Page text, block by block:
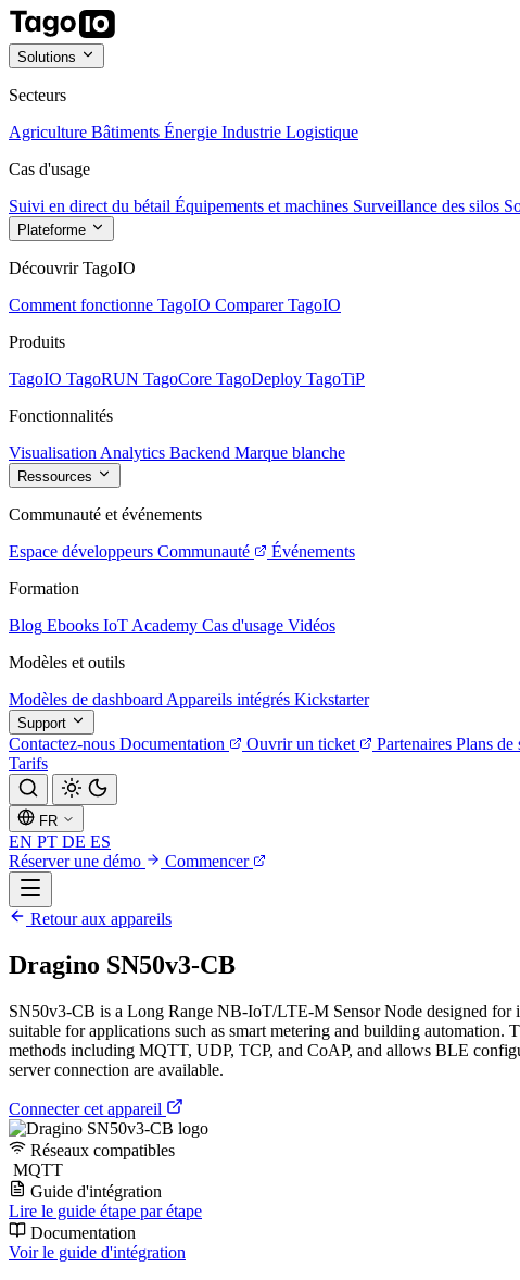
Solutions
Secteurs
Agriculture Bâtiments Énergie Industrie Logistique
Cas d'usage
Suivi en direct du bétail Équipements et machines Surveillance des silos
Plateforme
Découvrir TagoIO
Comment fonctionne TagoIO Comparer TagoIO
Produits
TagoIO TagoRUN TagoCore TagoDeploy TagoTiP
Fonctionnalités
Visualisation Analytics Backend Marque blanche
Ressources
Communauté et événements
Espace développeurs Communauté
Événements
Formation
Blog Ebooks IoT Academy Cas d'usage Vidéos
Modèles et outils
Modèles de dashboard Appareils intégrés Kickstarter
Support
Contactez-nous Documentation Ouvrir un ticket Partenaires Plans de
Tarifs
FR
EN PT DE ES
Réserver une démo
Commencer
Retour aux appareils
Dragino SN50v3-CB
SN50v3-CB is a Long Range NB-IoT/LTE-M Sensor Node designed for
suitable for applications such as smart metering and building
methods including MQTT, UDP, TCP, and CoAP, and allows BLE
server connection are available.
Connecter cet appareil
Réseaux compatibles
MQTT
Guide d'intégration
Lire le guide étape par étape
Documentation
Voir le guide d'intégration